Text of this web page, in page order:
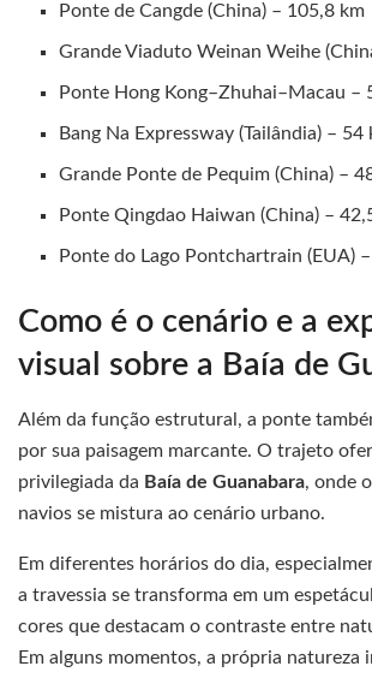
Ponte de Cangde (China) – 105,8 km
Grande Viaduto Weinan Weihe
Ponte Hong Kong–Zhuhai–Macau –
Bang Na Expressway (Tailândia) – 54
Grande Ponte de Pequim (China) –
Ponte Qingdao Haiwan (China) –
Ponte do Lago Pontchartrain (EUA)
Como é o cenário e a
visual sobre a Baía de
Além da função estrutural, a ponte
por sua paisagem marcante. O trajeto
privilegiada da Baía de Guanabara, onde
navios se mistura ao cenário urbano.
Em diferentes horários do dia,
a travessia se transforma em um
cores que destacam o contraste entre
Em alguns momentos, a própria natureza